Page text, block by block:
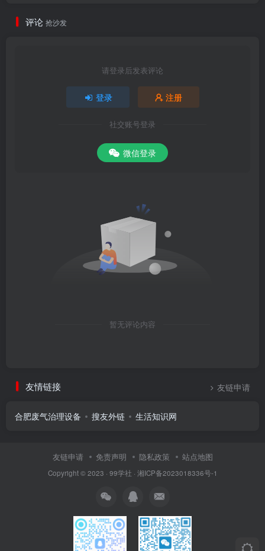
评论 抢沙发
请登录后发表评论
登录 注册
社交账号登录
微信登录
暂无评论内容
友情链接 友链申请
合肥废气治理设备 搜友外链 生活知识网
友链申请 免责声明 隐私政策 站点地图
Copyright © 2023 · 99学社 · 湘ICP备2023018336号-1